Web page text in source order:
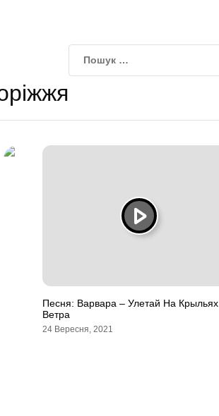
Песня: Варвара – Улетай На Крыльях
Ветра
24 Вересня, 2021